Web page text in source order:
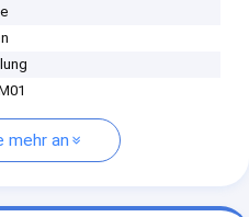
mehr an